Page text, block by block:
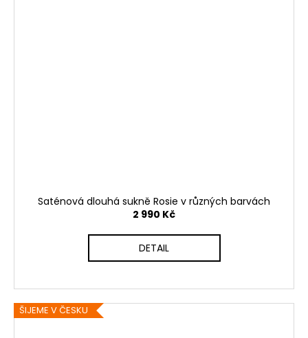
Saténová dlouhá sukně Rosie v různých barvách
2 990 Kč
DETAIL
ŠIJEME V ČESKU